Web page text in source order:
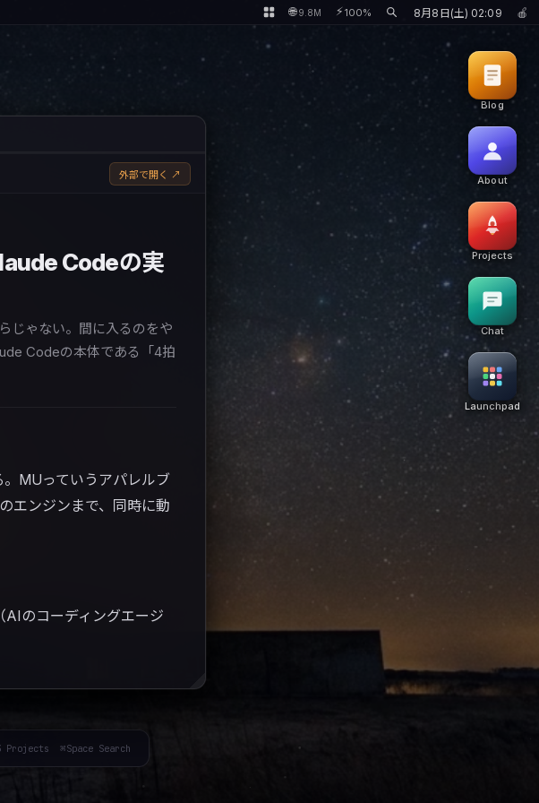
🌐 9.8M ⚡100% 8月8日(土) 02:09 🍎
Blog
About
Projects
Chat
Launchpad
外部で開く ↗
Codeの実
じゃない。間に入るのをや
Codeの本体である「4拍
。MUっていうアパレルブ
エンジンまで、同時に動
AIのコーディングエージ
のループに任せる。今
⌘Space Search